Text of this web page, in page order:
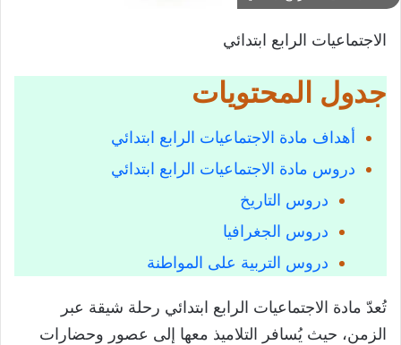
الاجتماعيات الرابع ابتدائي
جدول المحتويات
أهداف مادة الاجتماعيات الرابع ابتدائي
دروس مادة الاجتماعيات الرابع ابتدائي
دروس التاريخ
دروس الجغرافيا
دروس التربیة على المواطنة
تُعدّ مادة الاجتماعيات الرابع ابتدائي رحلة شيقة عبر
الزمن، حيث يُسافر التلاميذ معها إلى عصور وحضارات